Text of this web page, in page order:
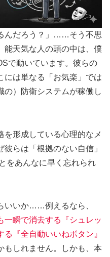
んだろう？」……そう不思
能天気な人の頭の中は、僕
で動いています。彼らの
には単なる「お気楽」では
の）防衛システムが稼働し
を形成している心理的なメ
らは「根拠のない自信」
をあんなに早く忘れられ
いいか……例えるなら、
一瞬で消去する『シュレッ
『全自動いいねボタン』
もしれません。しかも、本